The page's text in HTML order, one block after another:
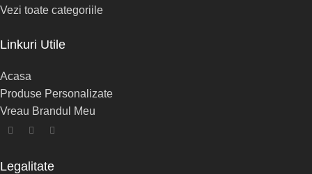
Vezi toate categoriile
Linkuri Utile
Acasa
Produse Personalizate
Vreau Brandul Meu
Legalitate